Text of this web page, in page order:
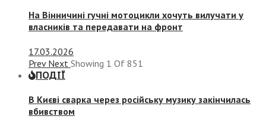
На Вінничині гучні мотоцикли хочуть вилучати у
власників та передавати на фронт
17.03.2026
Prev Next Showing 1 Of 851
ПОДІЇ
В Києві сварка через російську музику закінчилась
вбивством